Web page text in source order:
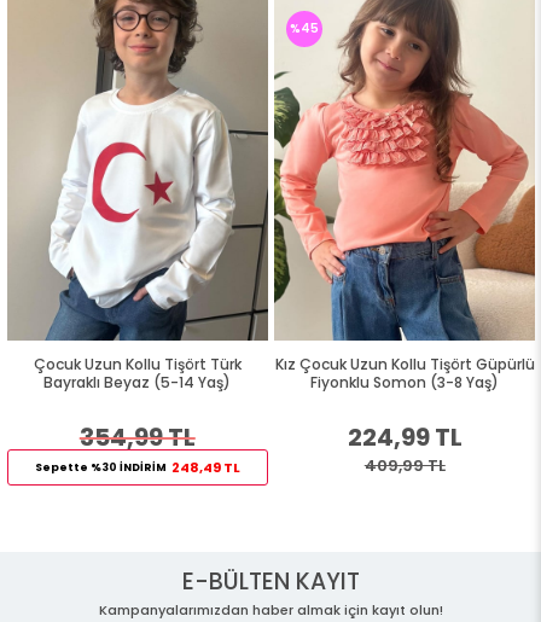
Çocuk Uzun Kollu Tişört Türk
Bayraklı Beyaz (5-14 Yaş)
354,99 TL
Sepette %30 İNDİRİM 248,49 TL
Kız Çocuk Uzun Kollu Tişört Güpürlü
Fiyonklu Somon (3-8 Yaş)
224,99 TL
409,99 TL
%45
E-BÜLTEN KAYIT
Kampanyalarımızdan haber almak için kayıt olun!